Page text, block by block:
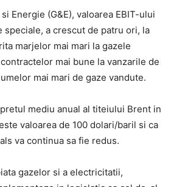
Energie (G&E), valoarea EBIT-ului
speciale, a crescut de patru ori, la
marjelor mai mari la gazele
mai bune la vanzarile de
mai mari de gaze vandute.
mediu anual al titeiului Brent in
valoarea de 100 dolari/baril si ca
va continua sa fie redus.
gazelor si a electricitatii,